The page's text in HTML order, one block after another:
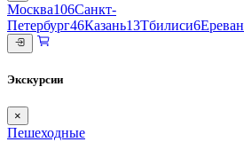
Москва106Санкт-
Петербург46Казань13Тбилиси6Ереван
Экскурсии
×
Пешеходные